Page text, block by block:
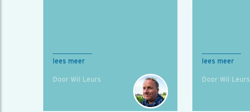
lees meer
Door Wil Leurs
lees meer
Door Wil Leurs